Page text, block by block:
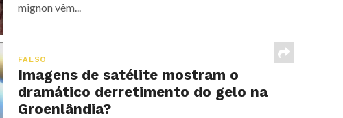
mignon vêm...
FALSO
Imagens de satélite mostram o
dramático derretimento do gelo na
Groenlândia?